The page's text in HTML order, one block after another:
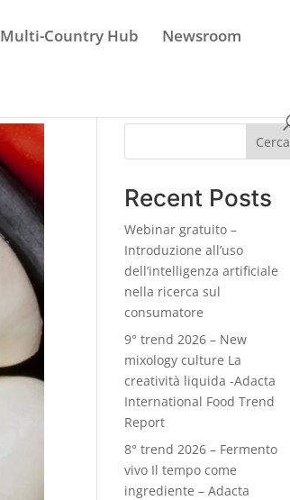
Multi-Country Hub Newsroom
Cerca
Recent Posts
Webinar gratuito –
Introduzione all’uso
dell’intelligenza artificiale
nella ricerca sul
consumatore
9° trend 2026 – New
mixology culture La
creatività liquida -Adacta
International Food Trend
Report
8° trend 2026 – Fermento
vivo Il tempo come
ingrediente – Adacta